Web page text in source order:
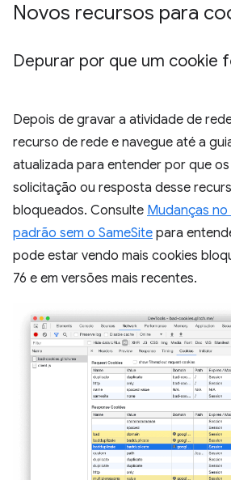
Novos recursos para
Depurar por que um cookie
Depois de gravar a atividade de
recurso de rede e navegue até a
atualizada para entender por que
solicitação ou resposta desse
bloqueados. Consulte Mudanças
padrão sem o SameSite para
pode estar vendo mais cookies
76 e em versões mais recentes.